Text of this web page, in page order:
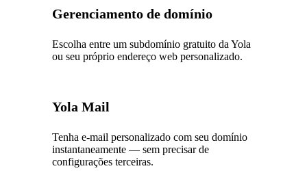
Gerenciamento de domínio
Escolha entre um subdomínio gratuito da Yola
ou seu próprio endereço web personalizado.
Yola Mail
Tenha e-mail personalizado com seu domínio
instantaneamente — sem precisar de
configurações terceiras.